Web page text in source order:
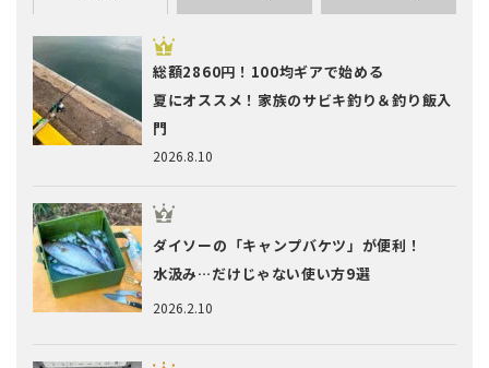
2026.8.10
総額2860円！100均ギアで始める
夏にオススメ！家族のサビキ釣り＆釣り飯入
門
2026.2.10
ダイソーの「キャンプバケツ」が便利！
水汲み…だけじゃない使い方9選